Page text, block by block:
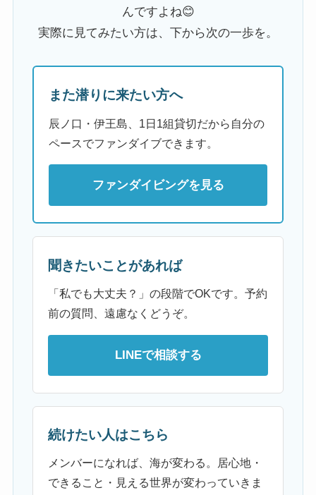
んですよね😊
実際に見てみたい方は、下から次の一歩を。
また潜りに来たい方へ
辰ノ口・伊王島、1日1組貸切だから自分の
ペースでファンダイブできます。
ファンダイビングを見る
聞きたいことがあれば
「私でも大丈夫？」の段階でOKです。予約
前の質問、遠慮なくどうぞ。
LINEで相談する
続けたい人はこちら
メンバーになれば、海が変わる。居心地・
できること・見える世界が変わっていきま